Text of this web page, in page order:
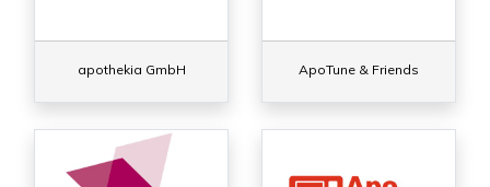
apothekia GmbH ApoTune & Friends